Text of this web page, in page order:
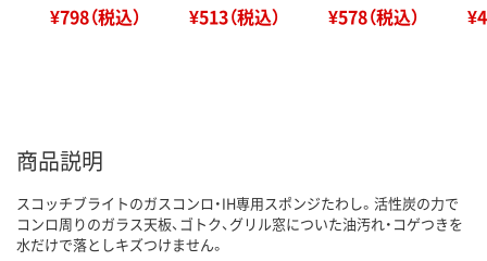
¥798（税込） ¥513（税込） ¥578（税込）
商品説明
スコッチブライトのガスコンロ・IH専用スポンジたわし。活性炭の力で
コンロ周りのガラス天板、ゴトク、グリル窓についた油汚れ・コゲつきを
水だけで落としキズつけません。